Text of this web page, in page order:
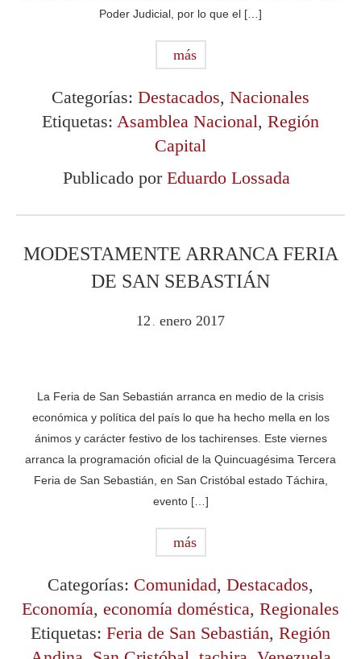
Poder Judicial, por lo que el […]
más
Categorías: Destacados, Nacionales
Etiquetas: Asamblea Nacional, Región
Capital
Publicado por Eduardo Lossada
MODESTAMENTE ARRANCA FERIA
DE SAN SEBASTIÁN
12 . enero 2017
La Feria de San Sebastián arranca en medio de la crisis
económica y política del país lo que ha hecho mella en los
ánimos y carácter festivo de los tachirenses. Este viernes
arranca la programación oficial de la Quincuagésima Tercera
Feria de San Sebastián, en San Cristóbal estado Táchira,
evento […]
más
Categorías: Comunidad, Destacados,
Economía, economía doméstica, Regionales
Etiquetas: Feria de San Sebastián, Región